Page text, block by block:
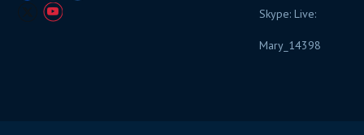
Skype: Live:
Mary_14398